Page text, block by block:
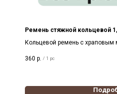
Ремень стяжной кольцевой
Кольцевой ремень с храповым
360 р. / 1 pc